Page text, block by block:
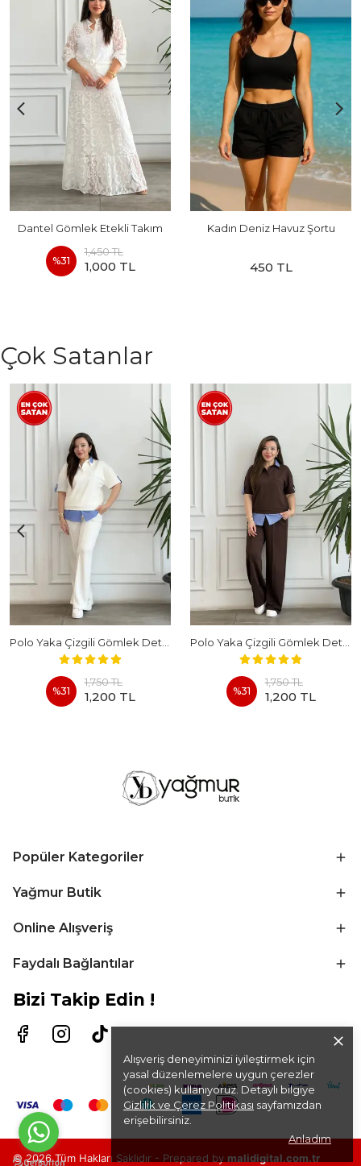
Alışveriş deneyiminizi iyileştirmek için
yasal düzenlemelere uygun çerezler
(cookies) kullanıyoruz. Detaylı bilgiye
Gizlilik ve Çerez Politikası sayfamızdan
erişebilirsiniz.
Anladım
Dantel Gömlek Etekli Takım
%31
1,450 TL
1,000 TL
Kadın Deniz Havuz Şortu
450 TL
Çok Satanlar
%31
1,750 TL
1,200 TL %31
1,750 TL
1,200 TL
Popüler Kategoriler
Yağmur Butik
Online Alışveriş
Faydalı Bağlantılar
Bizi Takip Edin !
© 2026 Tüm Hakları Saklıdır - Prepared by malidigital.com.tr